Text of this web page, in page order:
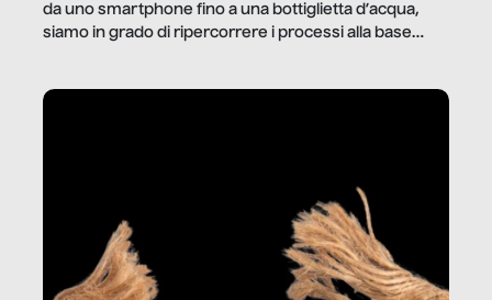
da uno smartphone fino a una bottiglietta d’acqua,
siamo in grado di ripercorrere i processi alla base
dietro gli oggetti e i servizi che fanno la nostra vita